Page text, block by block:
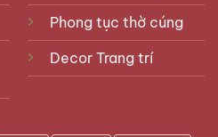
Phong tục thờ cúng
Decor Trang trí